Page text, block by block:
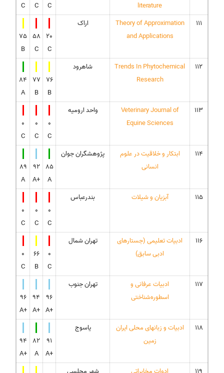
literature
C
C
C
111
Theory of Approximation
and Applications
اراک
20
C
58
C
75
B
112
Trends In Phytochemical
Research
شاهرود
76
B
77
B
84
A
113
Veterinary Journal of
Equine Sciences
واحد ارومیه
0
C
0
C
0
C
114
ابتکار و خلاقیت در علوم
انسانی
پژوهشگران جوان
85
A
92
A+
89
A
115
آبزیان و شیلات
بندرعباس
0
C
0
C
0
C
116
ادبیات تعلیمی (جستارهای
ادبی سابق)
تهران شمال
0
C
66
B
0
C
117
ادبیات عرفانی و
اسطوره‌‌شناختی
تهران جنوب
96
A+
94
A+
96
A+
118
ادبیات و زبانهای محلی ایران
زمین
یاسوج
91
A+
82
A
94
A+